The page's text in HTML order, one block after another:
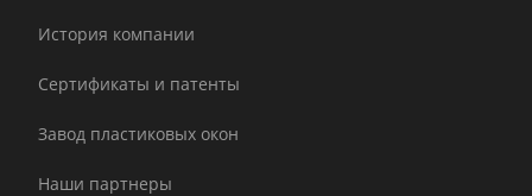
История компании
Сертификаты и патенты
Завод пластиковых окон
Наши партнеры